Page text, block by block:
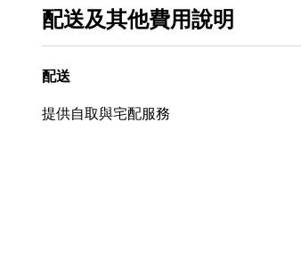
配送及其他費用說明
配送
提供自取與宅配服務